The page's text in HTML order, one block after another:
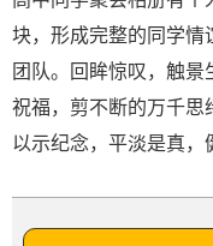
块，形成完整的同学
团队。回眸惊叹，触
祝福，剪不断的万千思
以示纪念，平淡是真，